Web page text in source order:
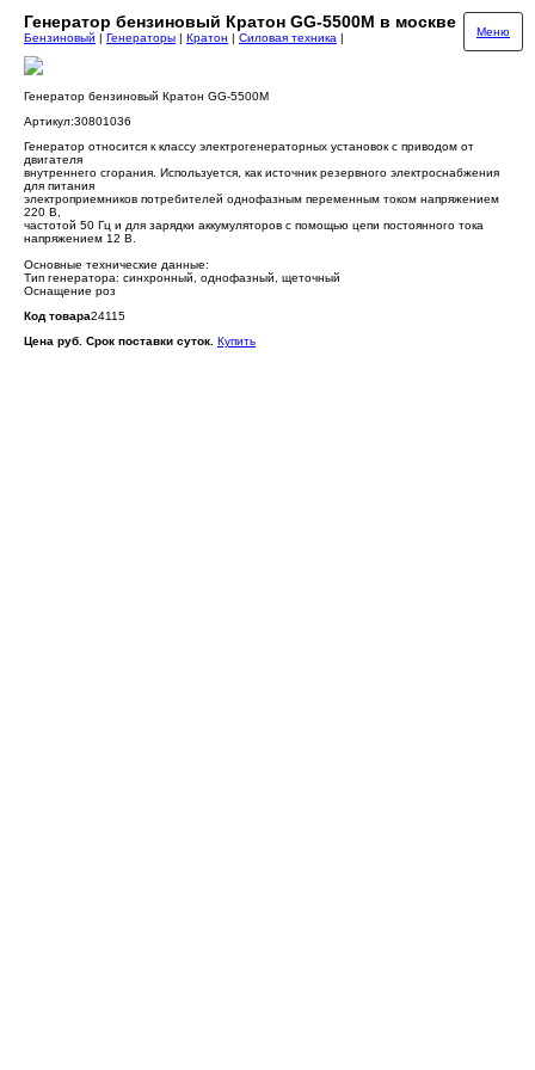
Генератор бензиновый Кратон GG-5500M в москве
Меню
Бензиновый | Генераторы | Кратон | Силовая техника |
Генератор бензиновый Кратон GG-5500M
Артикул:30801036
Генератор относится к классу электрогенераторных установок с приводом от
двигателя
внутреннего сгорания. Используется, как источник резервного электроснабжения
для питания
электроприемников потребителей однофазным переменным током напряжением
220 В,
частотой 50 Гц и для зарядки аккумуляторов с помощью цепи постоянного тока
напряжением 12 В.
Основные технические данные:
Тип генератора: синхронный, однофазный, щеточный
Оснащение роз
Код товара24115
Цена руб. Срок поставки суток. Купить